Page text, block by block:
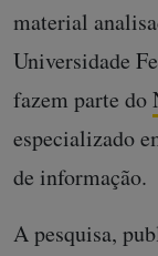
material
Universidade
fazem parte do
especializado
de informação.
A pesquisa,